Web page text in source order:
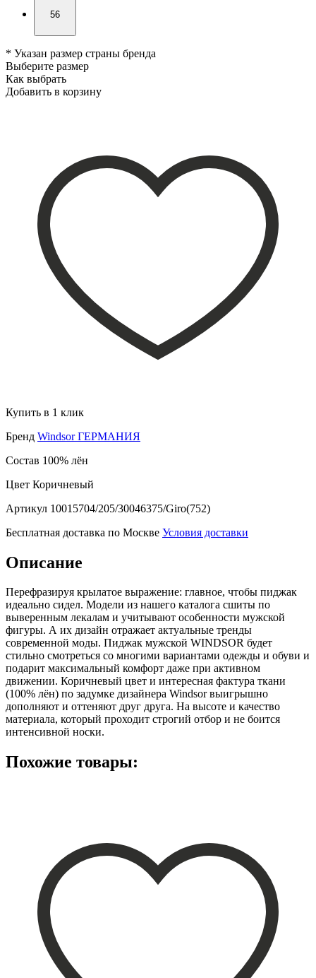
56
* Указан размер страны бренда
Выберите размер
Как выбрать
Добавить в корзину
Купить в 1 клик
Бренд Windsor ГЕРМАНИЯ
Состав 100% лён
Цвет Коричневый
Артикул 10015704/205/30046375/Giro(752)
Бесплатная доставка по Москве Условия доставки
Описание
Перефразируя крылатое выражение: главное, чтобы пиджак
идеально сидел. Модели из нашего каталога сшиты по
выверенным лекалам и учитывают особенности мужской
фигуры. А их дизайн отражает актуальные тренды
современной моды. Пиджак мужской WINDSOR будет
стильно смотреться со многими вариантами одежды и обуви и
подарит максимальный комфорт даже при активном
движении. Коричневый цвет и интересная фактура ткани
(100% лён) по задумке дизайнера Windsor выигрышно
дополняют и оттеняют друг друга. На высоте и качество
материала, который проходит строгий отбор и не боится
интенсивной носки.
Похожие товары: